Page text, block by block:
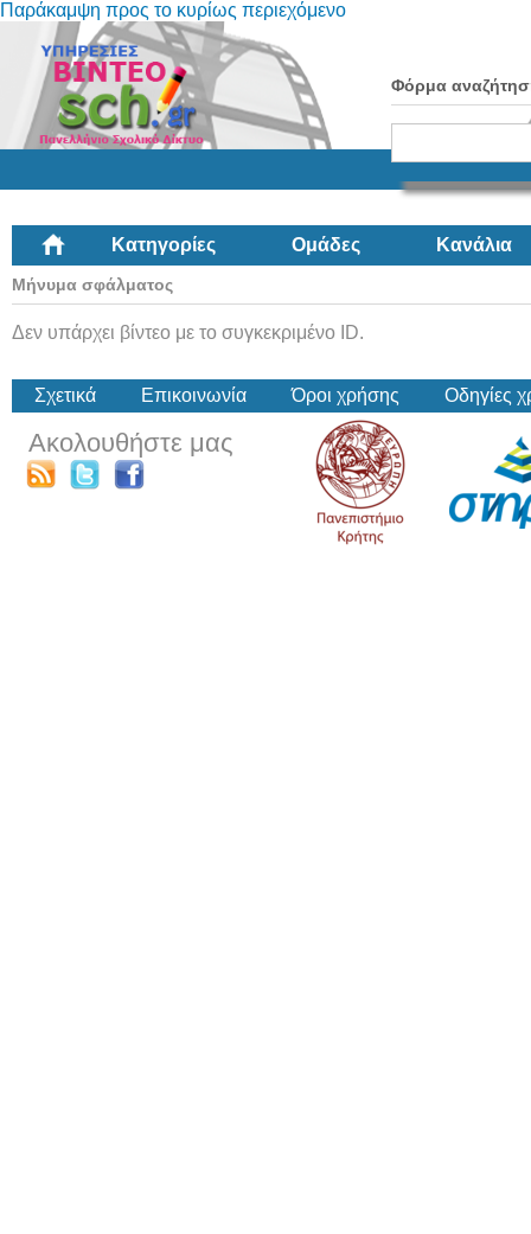
Παράκαμψη προς το κυρίως περιεχόμενο
Φόρμα
Κατηγορίες Ομάδες Κανάλια
Μήνυμα σφάλματος
Δεν υπάρχει βίντεο με το συγκεκριμένο ID.
Σχετικά Επικοινωνία Όροι χρήσης Οδηγίες
Ακολουθήστε μας